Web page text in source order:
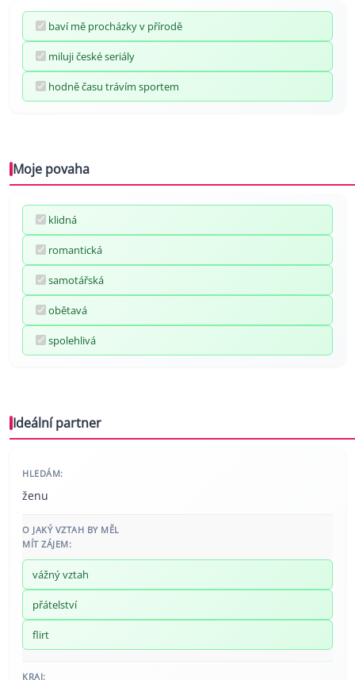
baví mě procházky v přírodě
miluji české seriály
hodně času trávím sportem
Moje povaha
klidná
romantická
samotářská
obětavá
spolehlivá
Ideální partner
HLEDÁM:
ženu
O JAKÝ VZTAH BY MĚL
MÍT ZÁJEM:
vážný vztah
přátelství
flirt
KRAJ: